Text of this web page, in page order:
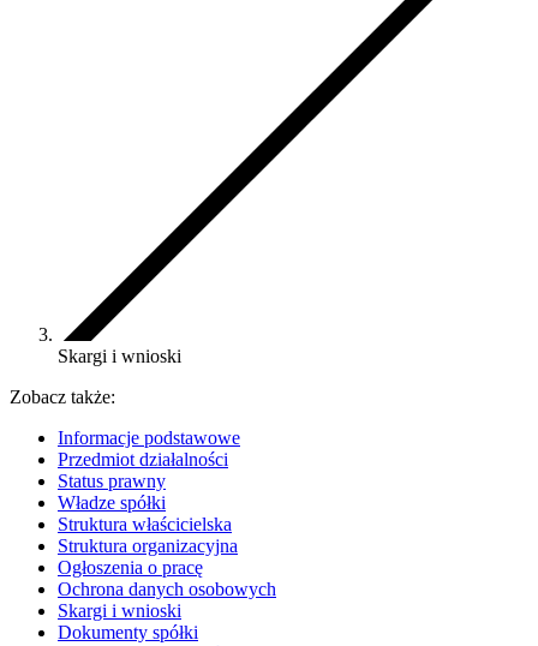
Skargi i wnioski
Zobacz także:
Informacje podstawowe
Przedmiot działalności
Status prawny
Władze spółki
Struktura właścicielska
Struktura organizacyjna
Ogłoszenia o pracę
Ochrona danych osobowych
Skargi i wnioski
Dokumenty spółki